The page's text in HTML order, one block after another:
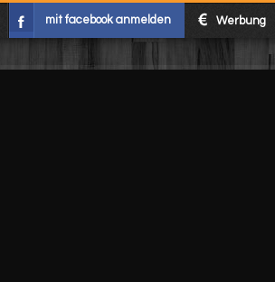
mit facebook anmelden Werbung